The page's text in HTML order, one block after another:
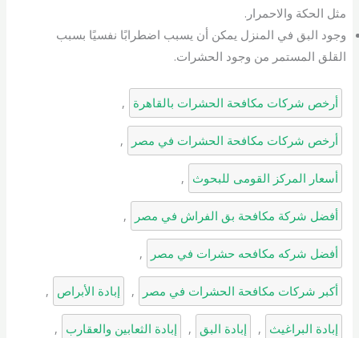
مثل الحكة والاحمرار.
وجود البق في المنزل يمكن أن يسبب اضطرابًا نفسيًا بسبب
القلق المستمر من وجود الحشرات.
أرخص شركات مكافحة الحشرات بالقاهرة ,
أرخص شركات مكافحة الحشرات في مصر ,
أسعار المركز القومى للبحوث ,
أفضل شركة مكافحة بق الفراش في مصر ,
أفضل شركه مكافحه حشرات في مصر ,
أكبر شركات مكافحة الحشرات في مصر , إبادة الأبراص ,
إبادة البراغيث , إبادة البق , إبادة الثعابين والعقارب ,